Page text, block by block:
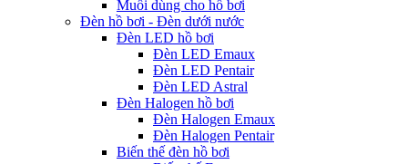
Muối dùng cho hồ bơi
Đèn hồ bơi - Đèn dưới nước
Đèn LED hồ bơi
Đèn LED Emaux
Đèn LED Pentair
Đèn LED Astral
Đèn Halogen hồ bơi
Đèn Halogen Emaux
Đèn Halogen Pentair
Biến thế đèn hồ bơi